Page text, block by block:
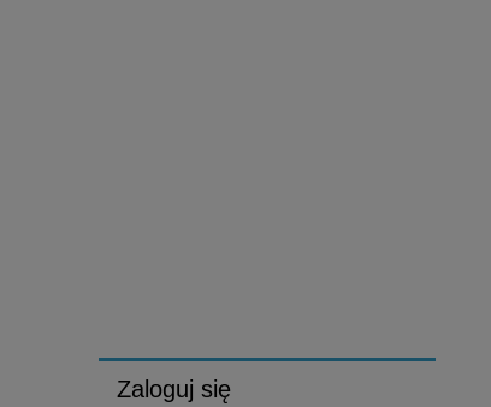
Zaloguj się